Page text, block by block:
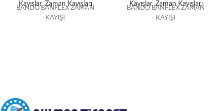
Kayışlar,Zaman Kayışları
BANDO BANFLEX ZAMAN
KAYIŞI
Kayışlar,Zaman Kayışları
BANDO BANFLEX ZAMAN
KAYIŞI